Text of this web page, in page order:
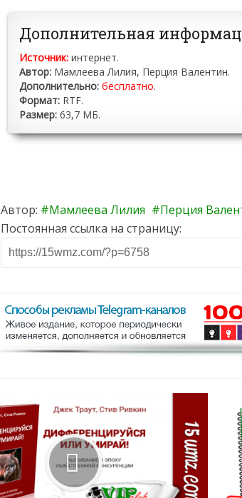
Дополнительная
Источник: интернет.
Автор: Мамлеева Лилия, Перция Валентин.
Дополнительно: бесплатно.
Формат: RTF.
Размер: 63,7 МБ.
Автор: Мамлеева Лилия
Перция
Постоянная ссылка на страницу: